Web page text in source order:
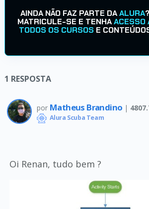
AINDA NÃO FAZ PARTE DAALURA?
MATRICULE-SE E TENHAACESSO
TODOS OS CURSOS E
1 RESPOSTA
por Matheus Brandino |
Alura Scuba Team
Oi Renan, tudo bem ?